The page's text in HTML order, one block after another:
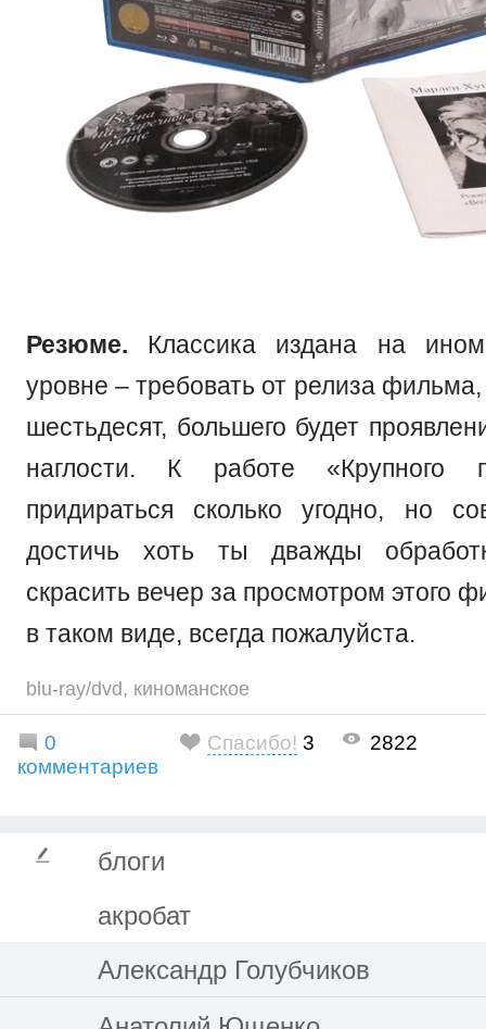
Резюме. Классика издана на ином
уровне – требовать от релиза
шестьдесят, большего будет
наглости. К работе «Крупного
придираться сколько угодно, но
достичь хоть ты дважды
скрасить вечер за просмотром этого
в таком виде, всегда пожалуйста.
blu-ray/dvd, киноманское
0
комментариев
Спасибо! 3 2822
блоги
акробат
Александр Голубчиков